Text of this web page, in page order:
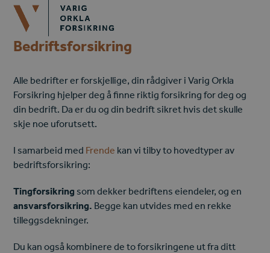
Skip
content
Open
mobile
menu
Close
mobile
menu
Bedriftsforsikring
Alle bedrifter er forskjellige, din rådgiver i Varig Orkla
Forsikring hjelper deg å finne riktig forsikring for deg og
din bedrift. Da er du og din bedrift sikret hvis det skulle
skje noe uforutsett.
I samarbeid med Frende kan vi tilbyto hovedtyper av
bedriftsforsikring:
Tingforsikring som dekker bedriftens eiendeler, og en
ansvarsforsikring. Begge kan utvides med en rekke
tilleggsdekninger.
Du kan også kombinere de to forsikringene ut fra ditt